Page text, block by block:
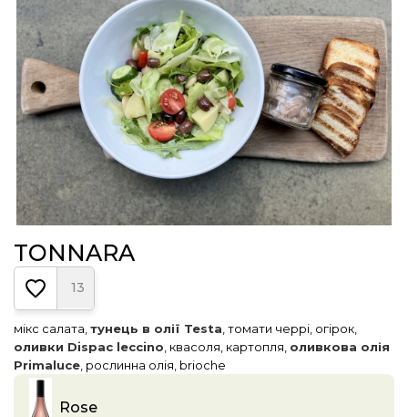
TONNARA
13
мікс салата, тунець в олії Testa , томати черрі, огірок,
оливки Dispac leccino , квасоля, картопля, оливкова олія
Primaluce , рослинна олія, brioche
Rose